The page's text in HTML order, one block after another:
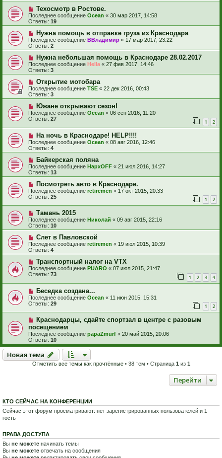
Техосмотр в Ростове.
Последнее сообщение Ocean « 30 мар 2017, 14:58
Ответы: 19
Нужна помощь в отправке груза из Краснодара
Последнее сообщение ВВладимир « 17 мар 2017, 23:22
Ответы: 2
Нужна небольшая помощь в Краснодаре 28.02.2017
Последнее сообщение Hella « 27 фев 2017, 14:46
Ответы: 3
Открытие мотобара
Последнее сообщение TSE « 22 дек 2016, 00:43
Ответы: 3
Южане открывают сезон!
Последнее сообщение Ocean « 06 сен 2016, 11:20
Ответы: 27 1 2
На ночь в Краснодаре! HELP!!!!
Последнее сообщение Ocean « 08 авг 2016, 12:46
Ответы: 4
Байкерская поляна
Последнее сообщение НархOFF « 21 июл 2016, 14:27
Ответы: 13
Посмотреть авто в Краснодаре.
Последнее сообщение retiremen « 17 окт 2015, 20:33
Ответы: 25 1 2
Тамань 2015
Последнее сообщение Николай « 09 авг 2015, 22:16
Ответы: 10
Слет в Павловской
Последнее сообщение retiremen « 19 июл 2015, 10:39
Ответы: 4
Транспортный налог на VTX
Последнее сообщение PUARO « 07 июл 2015, 21:47
Ответы: 73 1 2 3 4
Беседка создана...
Последнее сообщение Ocean « 11 июн 2015, 15:31
Ответы: 29 1 2
Краснодарцы, сдайте спортзал в центре с разовым
посещением
Последнее сообщение papaZmurf « 20 май 2015, 20:06
Ответы: 10
Новая тема
Новаятема
Отметить все темы как прочтённые• 38 тем • Страница 1из 1
Перейти
КТО СЕЙЧАС НА КОНФЕРЕНЦИИ
Сейчас этот форум просматривают: нет зарегистрированных пользователей и 1
гость
ПРАВА ДОСТУПА
Вы не можете начинать темы
Вы не можете отвечать на сообщения